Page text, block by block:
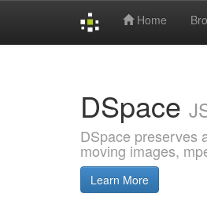
Home
DSpace
DSpace preserves
moving images,
Learn More